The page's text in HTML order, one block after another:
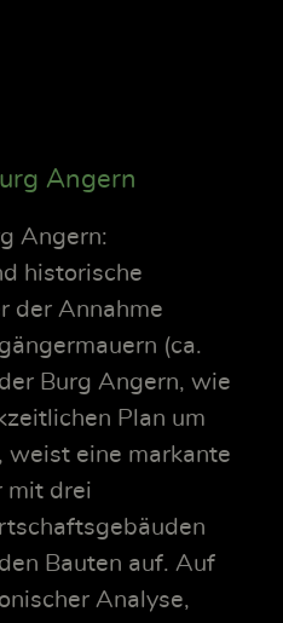
Angern
Angern:
historische
der Annahme
(ca.
Burg Angern, wie
Plan um
eine markante
mit drei
Bauten auf. Auf
Analyse,